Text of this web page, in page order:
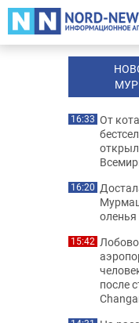
16:33 От
16:20
оленья
15:42
после